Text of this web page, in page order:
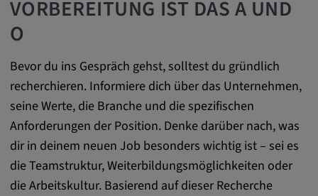
VORBEREITUNG IST DAS A UND
O
Bevor du ins Gespräch gehst, solltest du gründlich
recherchieren. Informiere dich über das Unternehmen,
seine Werte, die Branche und die spezifischen
Anforderungen der Position. Denke darüber nach, was
dir in deinem neuen Job besonders wichtig ist – sei es
die Teamstruktur, Weiterbildungsmöglichkeiten oder
die Arbeitskultur. Basierend auf dieser Recherche
Google Maps
DV, SOCS, NID, AEC, CONSENT, OGPC
google.com
Zweck:
Mit diesen Cookie werden die Präferenzen
und sonstige Informationen des Nutzers